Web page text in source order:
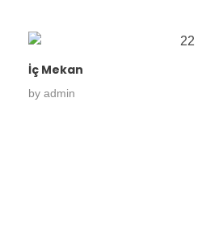
İç Mekan
by admin